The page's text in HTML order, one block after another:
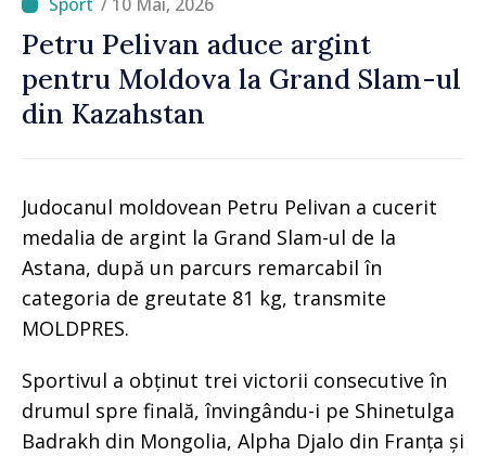
Petru Pelivan aduce argint
pentru Moldova la Grand Slam-ul
din Kazahstan
Judocanul moldovean Petru Pelivan a cucerit
medalia de argint la Grand Slam-ul de la
Astana, după un parcurs remarcabil în
categoria de greutate 81 kg, transmite
MOLDPRES.
Sportivul a obținut trei victorii consecutive în
drumul spre finală, învingându-i pe Shinetulga
Badrakh din Mongolia, Alpha Djalo din Franța și